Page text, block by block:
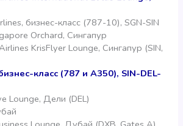
бизнес-класс (787-10), SGN-SIN
Orchard, Сингапур
KrisFlyer Lounge, Сингапур (SIN,
класс (787 и A350), SIN-DEL-
Lounge, Дели (DEL)